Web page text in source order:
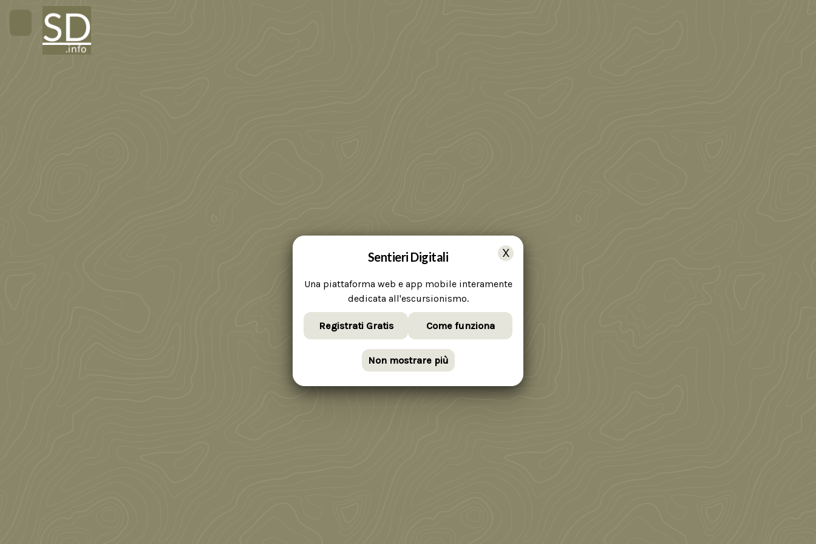
Sentieri Digitali
Una piattaforma web e app mobile interamente
dedicata all'escursionismo.
Registrati Gratis Come funziona
Non mostrare più